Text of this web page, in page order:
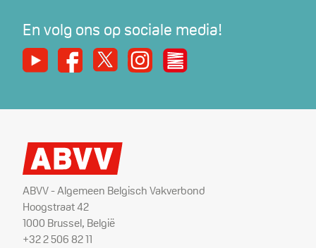
En volg ons op sociale media!
YoutubeFacebook
X InstagramDe Nieuwe Werker
ABVV - Algemeen Belgisch Vakverbond
Hoogstraat 42
1000 Brussel, België
+32 2 506 82 11